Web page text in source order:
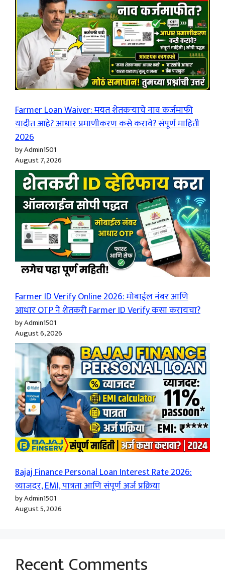
Farmer Loan Waiver: मयत शेतकऱ्याचे नाव कर्जमाफी
यादीत आहे? आधार प्रमाणीकरण कसे करावे? संपूर्ण माहिती
2026
by Admin1501
August 7, 2026
Farmer ID Verify Online 2026: मोबाईल नंबर आणि
आधार OTP ने शेतकरी Farmer ID Verify कसा करायचा?
by Admin1501
August 6, 2026
Bajaj Finance Personal Loan Interest Rate 2026:
व्याजदर, EMI, पात्रता आणि संपूर्ण अर्ज प्रक्रिया
by Admin1501
August 5, 2026
Recent Comments